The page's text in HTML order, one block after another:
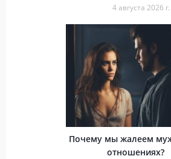
4 августа 2026 г.
Почему мы жалеем
отношениях?